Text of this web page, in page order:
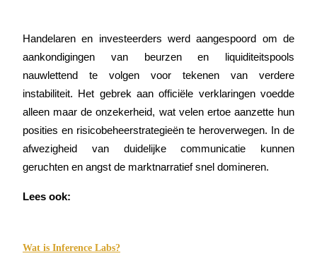
Gids
Futures-startgids
Handelaren en investeerders werd aangespoord om de
aankondigingen van beurzen en liquiditeitspools
nauwlettend te volgen voor tekenen van verdere
instabiliteit. Het gebrek aan officiële verklaringen voedde
alleen maar de onzekerheid, wat velen ertoe aanzette hun
posities en risicobeheerstrategieën te heroverwegen. In de
afwezigheid van duidelijke communicatie kunnen
geruchten en angst de marktnarratief snel domineren.
Lees ook:
Wat is Inference Labs?